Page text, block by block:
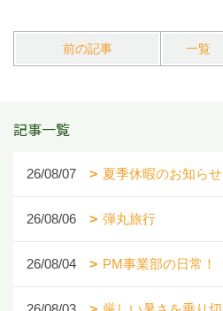
前の記事 一覧
記事一覧
26/08/07 夏季休暇のお知ら
26/08/06 弾丸旅行
26/08/04 PM事業部の日常！